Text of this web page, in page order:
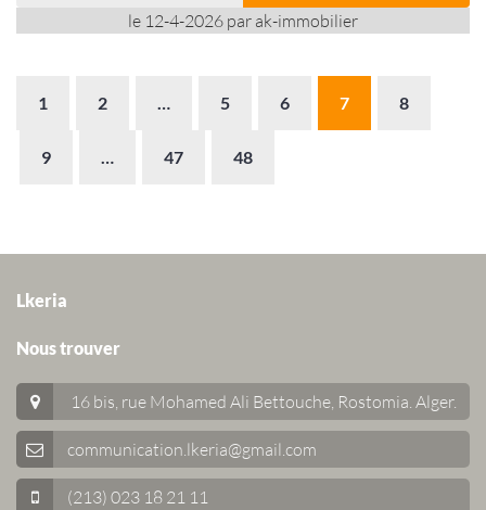
le 12-4-2026 par ak-immobilier
1 2 … 5 6 7 8
9 … 47 48
Lkeria
Nous trouver
16 bis, rue Mohamed Ali Bettouche, Rostomia. Alger.
communication.lkeria@gmail.com
(213) 023 18 21 11